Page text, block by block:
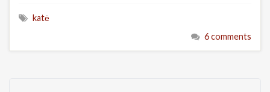
katė
6 comments